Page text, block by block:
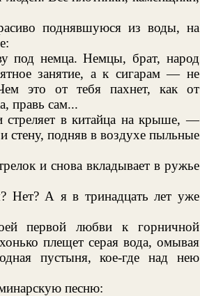
поднявшуюся из воды, на
под немца. Немцы, брат, народ
занятие, а к сигарам — не
это от тебя пахнет, как от
правь сам...
стреляет в китайца на крыше, —
стену, подняв в воздухе пыльные
и снова вкладывает в ружье
Нет? А я в тринадцать лет уже
первой любви к горничной
плещет серая вода, омывая
пустыня, кое-где над нею
песню: